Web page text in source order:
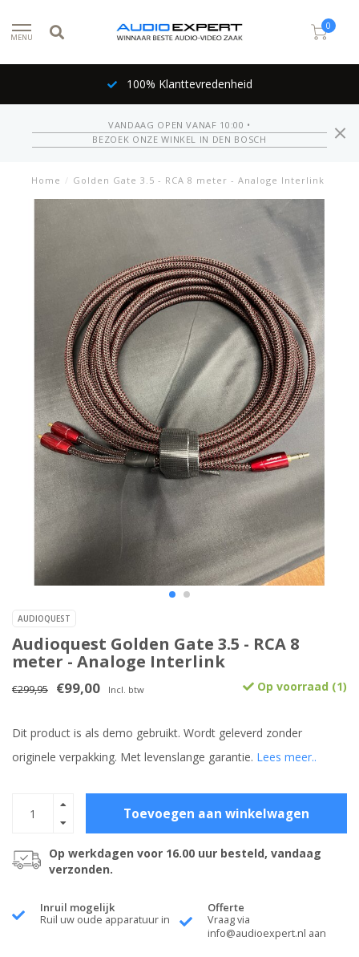
MENU
0
100% Klanttevredenheid
VANDAAG OPEN VANAF 10:00 •
BEZOEK ONZE WINKEL IN DEN BOSCH
Home / Golden Gate 3.5 - RCA 8 meter - Analoge Interlink
AUDIOQUEST
Audioquest Golden Gate 3.5 - RCA 8
meter - Analoge Interlink
€299,95 €99,00 Incl. btw Op voorraad (1)
Dit product is als demo gebruikt. Wordt geleverd zonder
originele verpakking. Met levenslange garantie. Lees meer..
Toevoegen aan winkelwagen
Op werkdagen voor 16.00 uur besteld, vandaag
verzonden.
Inruil mogelijk
Ruil uw oude apparatuur in
Offerte
Vraag via
info@audioexpert.nl aan